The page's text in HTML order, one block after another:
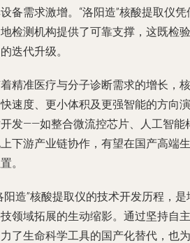
备需求激增。“洛阳造”核酸提取仪
检测机构提供了可靠支撑，这既检
迭代升级。
精准医疗与分子诊断需求的增长，
速度、更小体积及更强智能的方向
发——如整合微流控芯片、人工智能
下游产业链协作，有望在国产高端
。
阳造”核酸提取仪的技术开发历程，
领域拓展的生动缩影。通过坚持自
了生命科学工具的国产化替代，也